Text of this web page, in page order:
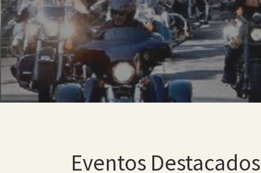
Eventos Destacados